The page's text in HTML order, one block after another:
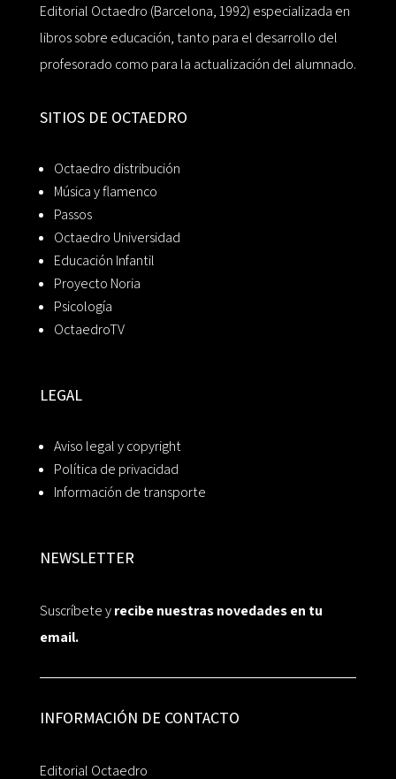
Editorial Octaedro (Barcelona, 1992) especializada en
libros sobre educación, tanto para el desarrollo del
profesorado como para la actualización del alumnado.
SITIOS DE OCTAEDRO
Octaedro distribución
Música y flamenco
Passos
Octaedro Universidad
Educación Infantil
Proyecto Noria
Psicología
OctaedroTV
LEGAL
Aviso legal y copyright
Política de privacidad
Información de transporte
NEWSLETTER
Suscríbete yrecibe nuestras novedades en tu
email.
INFORMACIÓN DE CONTACTO
Editorial Octaedro